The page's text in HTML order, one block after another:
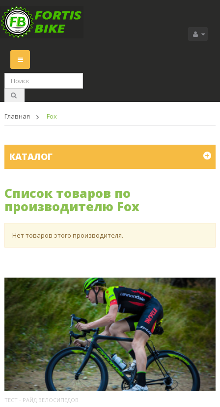
Переключить
навигации
Главная > Fox
КАТАЛОГ
Список товаров по
производителю Fox
Нет товаров этого производителя.
ТЕСТ - РАЙД ВЕЛОСИПЕДОВ